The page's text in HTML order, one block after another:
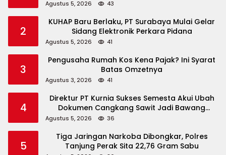
Biaya Korban
Agustus 5, 2026 43
2
KUHAP Baru Berlaku, PT Surabaya Mulai Gelar
Sidang Elektronik Perkara Pidana
Agustus 5, 2026 41
3
Pengusaha Rumah Kos Kena Pajak? Ini Syarat
Batas Omzetnya
Agustus 3, 2026 41
4
Direktur PT Kurnia Sukses Semesta Akui Ubah
Dokumen Cangkang Sawit Jadi Bawang
Agustus 5, 2026 36
5
Tiga Jaringan Narkoba Dibongkar, Polres
Tanjung Perak Sita 22,76 Gram Sabu